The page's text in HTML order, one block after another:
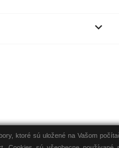
ktoré sú uložené na Vašom
